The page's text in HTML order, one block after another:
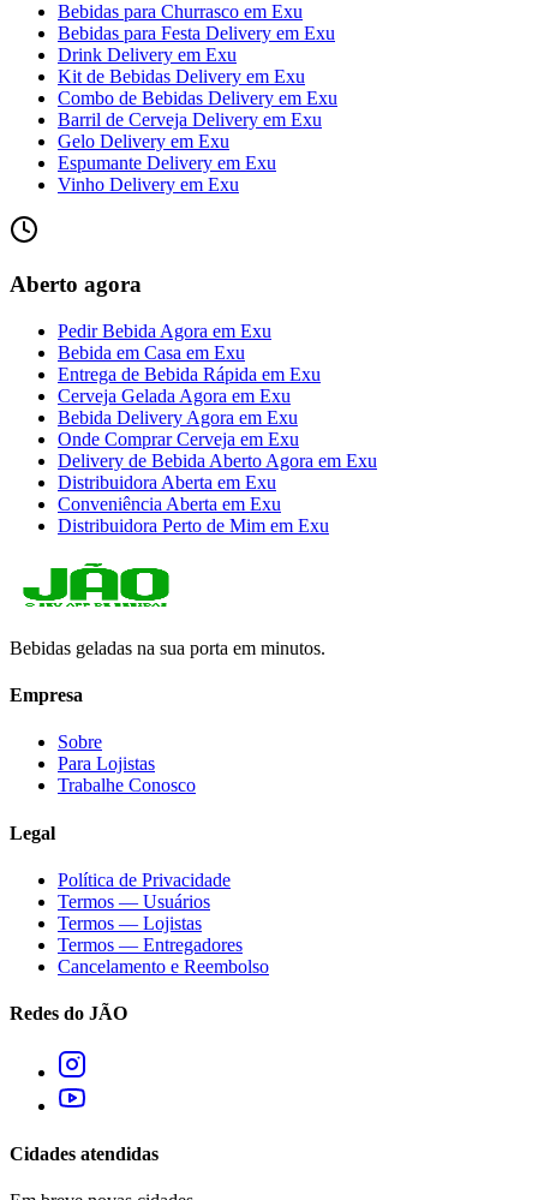
Bebidas para Churrasco em Exu
Bebidas para Festa Delivery em Exu
Drink Delivery em Exu
Kit de Bebidas Delivery em Exu
Combo de Bebidas Delivery em Exu
Barril de Cerveja Delivery em Exu
Gelo Delivery em Exu
Espumante Delivery em Exu
Vinho Delivery em Exu
Aberto agora
Pedir Bebida Agora em Exu
Bebida em Casa em Exu
Entrega de Bebida Rápida em Exu
Cerveja Gelada Agora em Exu
Bebida Delivery Agora em Exu
Onde Comprar Cerveja em Exu
Delivery de Bebida Aberto Agora em Exu
Distribuidora Aberta em Exu
Conveniência Aberta em Exu
Distribuidora Perto de Mim em Exu
Bebidas geladas na sua porta em minutos.
Empresa
Sobre
Para Lojistas
Trabalhe Conosco
Legal
Política de Privacidade
Termos — Usuários
Termos — Lojistas
Termos — Entregadores
Cancelamento e Reembolso
Redes do JÃO
Cidades atendidas